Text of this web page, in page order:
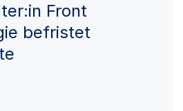
Front
befristet